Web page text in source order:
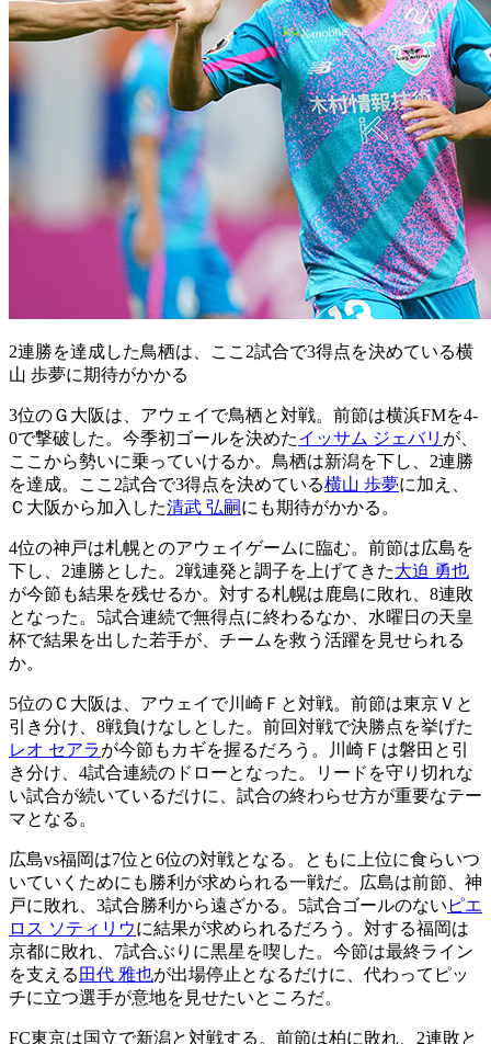
2連勝を達成した鳥栖は、ここ2試合で3得点を決めている横
山 歩夢に期待がかかる
3位のＧ大阪は、アウェイで鳥栖と対戦。前節は横浜FMを4-
0で撃破した。今季初ゴールを決めたイッサム ジェバリ が、
ここから勢いに乗っていけるか。鳥栖は新潟を下し、2連勝
を達成。ここ2試合で3得点を決めている横山 歩夢に加え、
Ｃ大阪から加入した清武 弘嗣にも期待がかかる。
4位の神戸は札幌とのアウェイゲームに臨む。前節は広島を
下し、2連勝とした。2戦連発と調子を上げてきた大迫 勇也
が今節も結果を残せるか。対する札幌は鹿島に敗れ、8連敗
となった。5試合連続で無得点に終わるなか、水曜日の天皇
杯で結果を出した若手が、チームを救う活躍を見せられる
か。
5位のＣ大阪は、アウェイで川崎Ｆと対戦。前節は東京Ｖと
引き分け、8戦負けなしとした。前回対戦で決勝点を挙げた
レオ セアラが今節もカギを握るだろう。川崎Ｆは磐田と引
き分け、4試合連続のドローとなった。リードを守り切れな
い試合が続いているだけに、試合の終わらせ方が重要なテー
マとなる。
広島vs福岡は7位と6位の対戦となる。ともに上位に食らいつ
いていくためにも勝利が求められる一戦だ。広島は前節、神
戸に敗れ、3試合勝利から遠ざかる。5試合ゴールのない ピエ
ロス ソティリウに結果が求められるだろう。対する福岡は
京都に敗れ、7試合ぶりに黒星を喫した。今節は最終ライン
を支える 田代 雅也が出場停止となるだけに、代わってピッ
チに立つ選手が意地を見せたいところだ。
FC東京は国立で新潟と対戦する。前節は柏に敗れ、2連敗と